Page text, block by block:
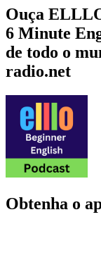
Ouça
6 Minute
de todo o
radio.net
Obtenha o